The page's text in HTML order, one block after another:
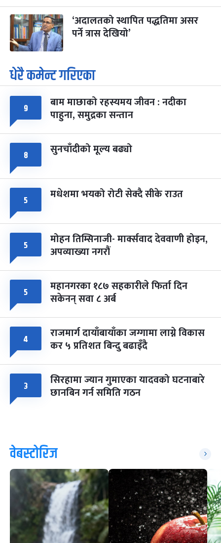
‘अदालतको स्थापित पद्धतिमा असर
पर्ने त्रास देखियो’
धेरै कमेन्ट गरिएका
९ बाम माछाको रहस्यमय जीवन : नदीका
पाहुना, समुद्रका सन्तान
८ सुनचाँदीको मूल्य बढ्यो
५ मधेशमा भयको रोटी सेक्दै सीके राउत
५ मोहन तिम्सिनाजी- मार्क्सवाद देववाणी होइन,
अपव्याख्या नगरौं
५ महानगरका १८७ सहकारीले फिर्ता दिन
सकेनन् सवा ८ अर्ब
४ राजमार्ग दायाँबायाँका जग्गामा लाग्ने विकास
कर ५ प्रतिशत बिन्दु बढाइँदै
३ सिरहामा ज्यान गुमाएका यादवको घटनाबारे
छानबिन गर्न समिति गठन
वेबस्टोरिज